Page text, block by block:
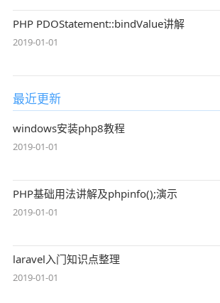
PHP PDOStatement::bindValue讲解
2019-01-01
最近更新
windows安装php8教程
2019-01-01
PHP基础用法讲解及phpinfo();演示
2019-01-01
laravel入门知识点整理
2019-01-01